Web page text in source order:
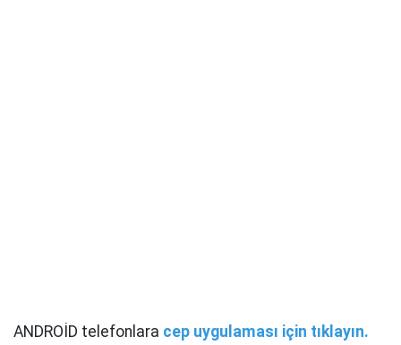
ANDROİD telefonlara cep uygulaması için tıklayın.